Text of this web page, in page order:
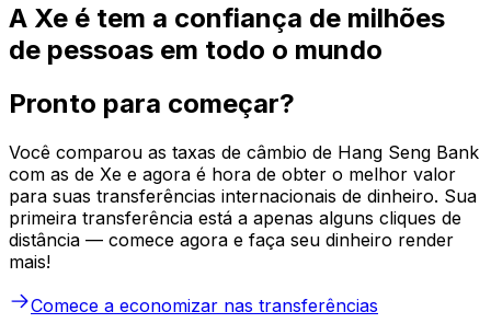
A Xe é tem a confiança de milhões
de pessoas em todo o mundo
Pronto para começar?
Você comparou as taxas de câmbio de Hang Seng Bank
com as de Xe e agora é hora de obter o melhor valor
para suas transferências internacionais de dinheiro. Sua
primeira transferência está a apenas alguns cliques de
distância — comece agora e faça seu dinheiro render
mais!
Comece a economizar nas transferências